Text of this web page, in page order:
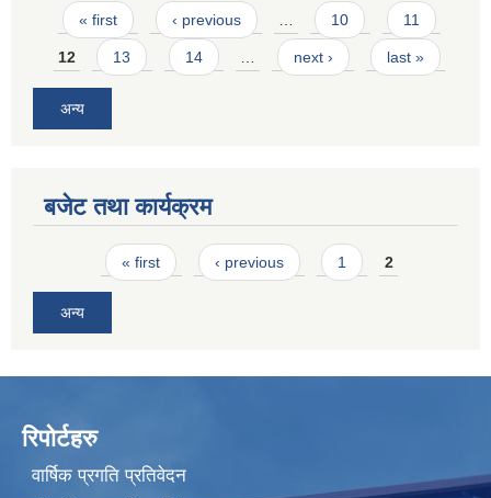
Pages
« first ‹ previous … 10 11
12 13 14 … next › last »
अन्य
बजेट तथा कार्यक्रम
Pages« first ‹ previous 1 2
अन्य
रिपोर्टहरु
वार्षिक प्रगति प्रतिवेदन